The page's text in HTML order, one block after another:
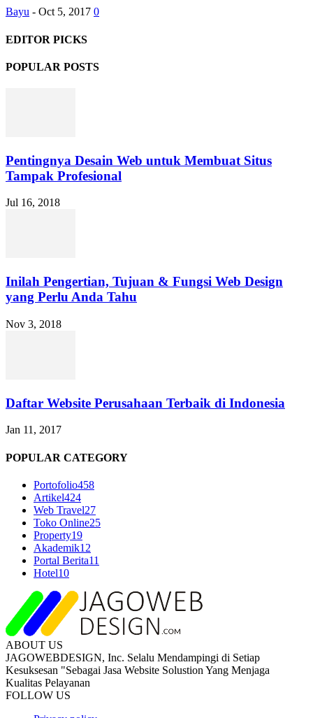
Bayu - Oct 5, 2017 0
EDITOR PICKS
POPULAR POSTS
Pentingnya Desain Web untuk Membuat Situs
Tampak Profesional
Jul 16, 2018
Inilah Pengertian, Tujuan & Fungsi Web Design
yang Perlu Anda Tahu
Nov 3, 2018
Daftar Website Perusahaan Terbaik di Indonesia
Jan 11, 2017
POPULAR CATEGORY
Portofolio458
Artikel424
Web Travel27
Toko Online25
Property19
Akademik12
Portal Berita11
Hotel10
ABOUT US
JAGOWEBDESIGN, Inc. Selalu Mendampingi di Setiap
Kesuksesan "Sebagai Jasa Website Solustion Yang Menjaga
Kualitas Pelayanan
FOLLOW US